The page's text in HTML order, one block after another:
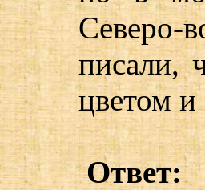
писали,
цветом
Ответ: